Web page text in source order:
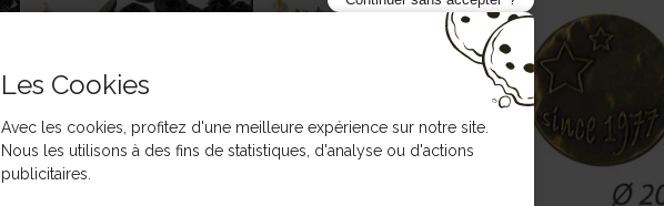
Les Cookies
Avec les cookies, profitez d'une meilleure expérience sur notre site.
Nous les utilisons à des fins de statistiques, d'analyse ou d'actions
publicitaires.